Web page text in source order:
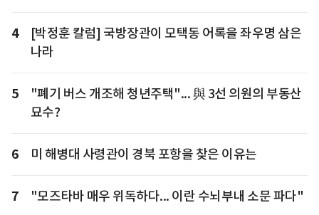
4
[박정훈 칼럼] 국방장관이 모택동 어록을 좌우명 삼은
나라
5
"폐기 버스 개조해 청년주택"... 與 3선 의원의 부동산
묘수?
6 미 해병대 사령관이 경북 포항을 찾은 이유는
7 "모즈타바 매우 위독하다... 이란 수뇌부내 소문 파다"